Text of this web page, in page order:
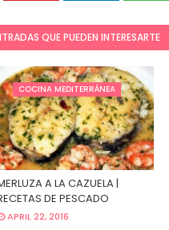
QUE PUEDEN INTERESARTE
COCINA MEDITERRÁNEA
A LA CAZUELA |
DE PESCADO
APRIL 22, 2016